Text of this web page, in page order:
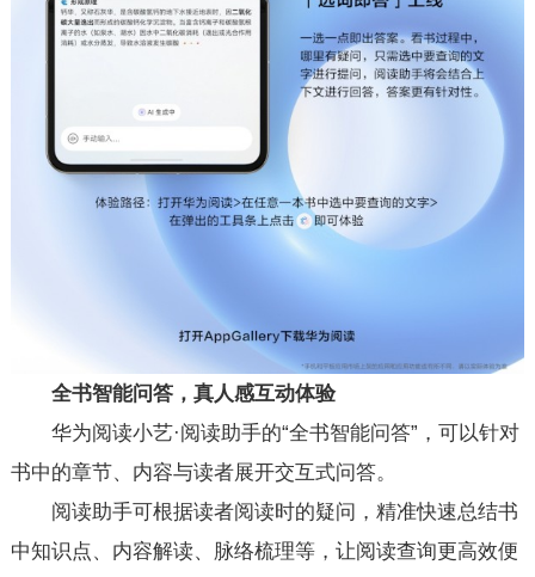
全书智能问答，真人感互动体验
华为阅读小艺·阅读助手的“全书智能问答”，可以针对
书中的章节、内容与读者展开交互式问答。
阅读助手可根据读者阅读时的疑问，精准快速总结书
中知识点、内容解读、脉络梳理等，让阅读查询更高效便